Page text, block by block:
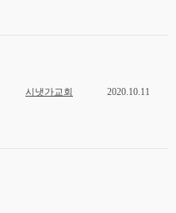
시냇가교회 2020.10.11